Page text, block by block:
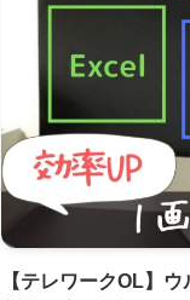
【テレワークOL】